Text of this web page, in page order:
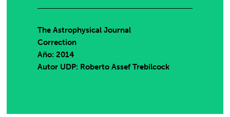
The Astrophysical Journal
Correction
Año: 2014
Autor UDP: Roberto Assef Trebilcock